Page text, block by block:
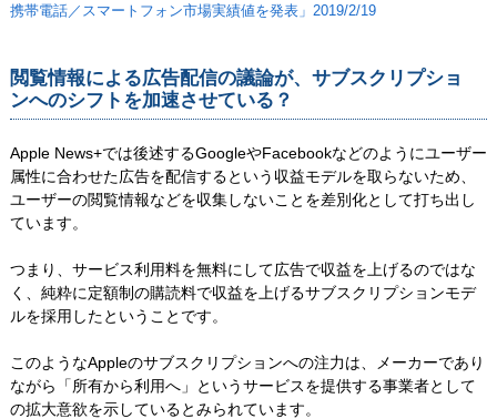
携帯電話／スマートフォン市場実績値を発表」2019/2/19
閲覧情報による広告配信の議論が、サブスクリプショ
ンへのシフトを加速させている？
Apple News+では後述するGoogleやFacebookなどのようにユーザー
属性に合わせた広告を配信するという収益モデルを取らないため、
ユーザーの閲覧情報などを収集しないことを差別化として打ち出し
ています。
つまり、サービス利用料を無料にして広告で収益を上げるのではな
く、純粋に定額制の購読料で収益を上げるサブスクリプションモデ
ルを採用したということです。
このようなAppleのサブスクリプションへの注力は、メーカーであり
ながら「所有から利用へ」というサービスを提供する事業者として
の拡大意欲を示しているとみられています。